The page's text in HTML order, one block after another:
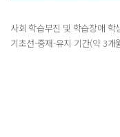
사회 학습부진 및 학습장애 학
기초선-중재-유지 기간(약 3개